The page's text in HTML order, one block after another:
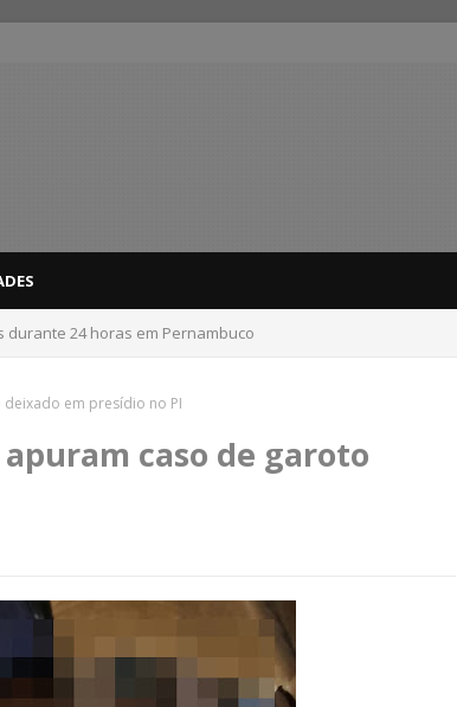
de PE recebem novo alerta amarelo de vendaval
em presídio no PI
caso de garoto